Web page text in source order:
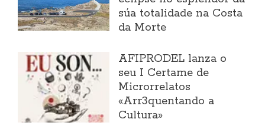
súa totalidade na Costa
da Morte
AFIPRODEL lanza o
seu I Certame de
Microrrelatos
«Arr3quentando a
Cultura»